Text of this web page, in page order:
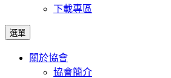
下載專區
選單
關於協會
協會簡介